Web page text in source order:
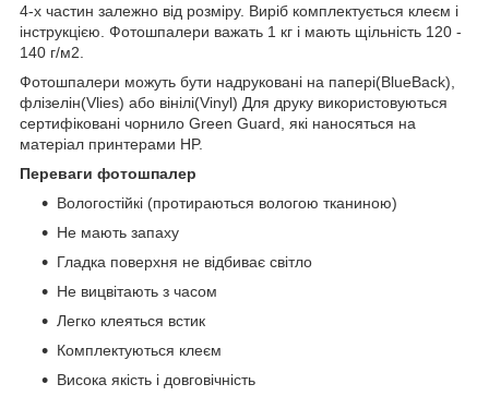
4-х частин залежно від розміру. Виріб комплектується клеєм і
інструкцією. Фотошпалери важать 1 кг і мають щільність 120 -
140 г/м2.
Фотошпалери можуть бути надруковані на папері(BlueBack),
флізелін(Vlies) або вінілі(Vinyl) Для друку використовуються
сертифіковані чорнило Green Guard, які наносяться на
матеріал принтерами HP.
Переваги фотошпалер
Вологостійкі (протираються вологою тканиною)
Не мають запаху
Гладка поверхня не відбиває світло
Не вицвітають з часом
Легко клеяться встик
Комплектуються клеєм
Висока якість і довговічність